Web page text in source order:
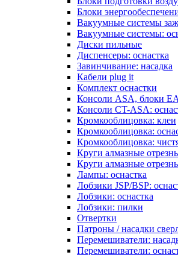
Блоки
Вакуумные системы
Вакуумные системы:
Диски пильные
Диспенсеры: оснастка
Завинчивание: насадка
Кабели plug it
Комплект оснастки
Консоли ASA, блоки
Консоли CT-ASA:
Кромкооблицовка: клеи
Кромкооблицовка:
Кромкооблицовка:
Круги алмазные
Круги алмазные
Лампы: оснастка
Лобзики JSP/BSP:
Лобзики: оснастка
Лобзики: пилки
Отвертки
Патроны / насадки
Перемешиватели:
Перемешиватели: